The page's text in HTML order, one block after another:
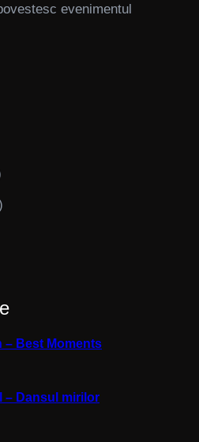
evenimentul
– Best Moments
– Dansul mirilor